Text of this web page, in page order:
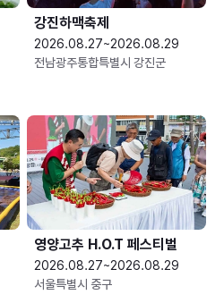
강진하맥축제
2026.08.27~2026.08.29
전남광주통합특별시 강진군
영양고추 H.O.T 페스티벌
2026.08.27~2026.08.29
서울특별시 중구